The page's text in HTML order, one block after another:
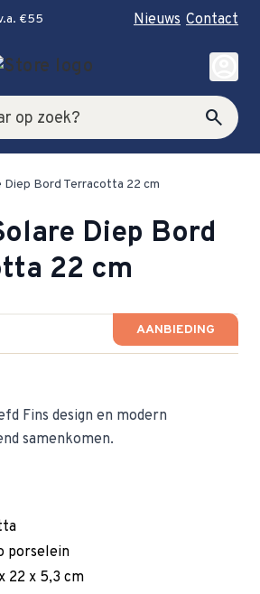
€55 Nieuws Contact
search
account_circle
Diep Bord Terracotta 22 cm
Diep Bord
22 cm
AANBIEDING
Fins design en modern
samenkomen.
porselein
22 x 5,3 cm